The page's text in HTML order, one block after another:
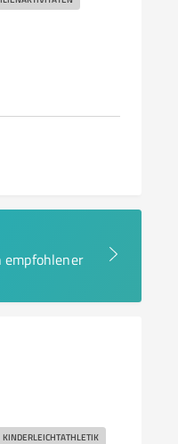
empfohlener
KINDERLEICHTATHLETIK